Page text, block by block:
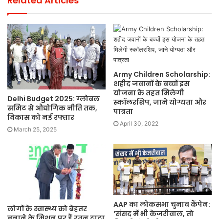
Delhi Budget 2025: ग्लोबल
समिट से औद्योगिक नीति तक,
विकास को नई रफ्तार
March 25, 2025
Army Children Scholarship:
शहीद जवानों के बच्चों इस
योजना के तहत मिलेगी
स्कॉलरशिप, जाने योग्यता और
पात्रता
April 30, 2022
लोगों के स्वास्थ्य को बेहतर
AAP का लोकसभा चुनाव कैंपेन:
‘संसद में भी केजरीवाल, तो